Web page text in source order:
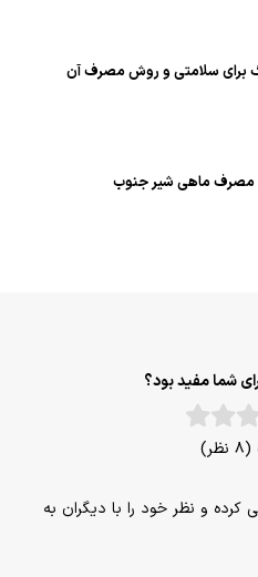
برای سلامتی و روش مصرف آن
شما مفید بود؟
کرده و نظر خود را با دیگران به